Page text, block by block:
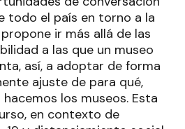
todo el país en torno a la
ir más allá de las
a las que un museo
así, a adoptar de forma
ajuste de para qué,
los museos. Esta
en contexto de